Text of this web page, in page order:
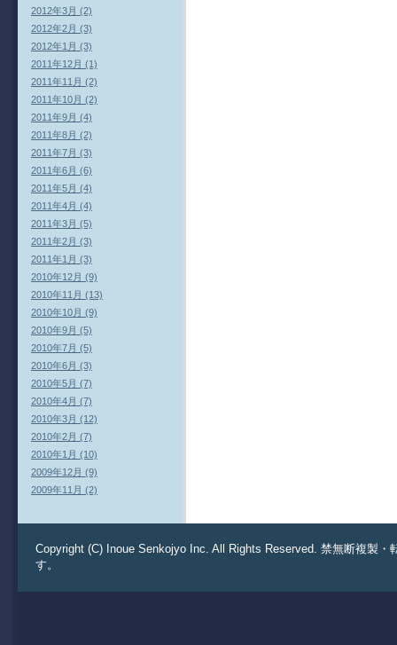
2012年3月 (2)
2012年2月 (3)
2012年1月 (3)
2011年12月 (1)
2011年11月 (2)
2011年10月 (2)
2011年9月 (4)
2011年8月 (2)
2011年7月 (3)
2011年6月 (6)
2011年5月 (4)
2011年4月 (4)
2011年3月 (5)
2011年2月 (3)
2011年1月 (3)
2010年12月 (9)
2010年11月 (13)
2010年10月 (9)
2010年9月 (5)
2010年7月 (5)
2010年6月 (3)
2010年5月 (7)
2010年4月 (7)
2010年3月 (12)
2010年2月 (7)
2010年1月 (10)
2009年12月 (9)
2009年11月 (2)
Copyright (C) Inoue Senkojyo Inc. All Rights Reserved. 禁無断複製
す。